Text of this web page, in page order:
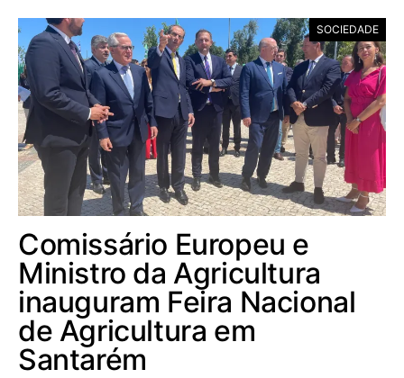
SOCIEDADE
Comissário Europeu e
Ministro da Agricultura
inauguram Feira Nacional
de Agricultura em
Santarém